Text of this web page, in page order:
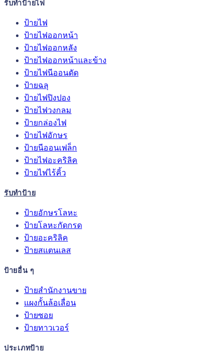
รับทำป้ายไฟ
ป้ายไฟ
ป้ายไฟออกหน้า
ป้ายไฟออกหลัง
ป้ายไฟออกหน้าและข้าง
ป้ายไฟนีออนดัด
ป้ายฉลุ
ป้ายไฟปิงปอง
ป้ายไฟวงกลม
ป้ายกล่องไฟ
ป้ายไฟอักษร
ป้ายนีออนเฟล็ก
ป้ายไฟอะคริลิค
ป้ายไฟไร้คิ้ว
รับทำป้าย
ป้ายอักษรโลหะ
ป้ายโลหะกัดกรด
ป้ายอะคริลิค
ป้ายสแตนเลส
ป้ายอื่น ๆ
ป้ายสำนักงานขาย
แผงกั้นล้อเลื่อน
ป้ายซอย
ป้ายทาวเวอร์
ประเภทป้าย